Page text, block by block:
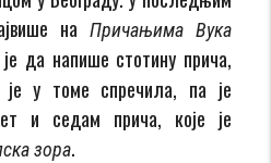
на Причањима Вука
да напише стотину прича,
у томе спречила, па је
и седам прича, које је
зора.